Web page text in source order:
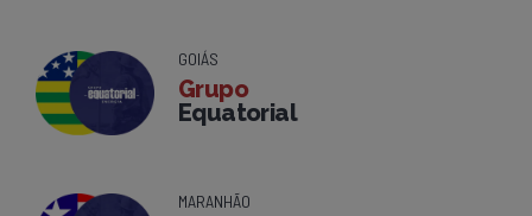
GOIÁS
Grupo
Equatorial
MARANHÃO